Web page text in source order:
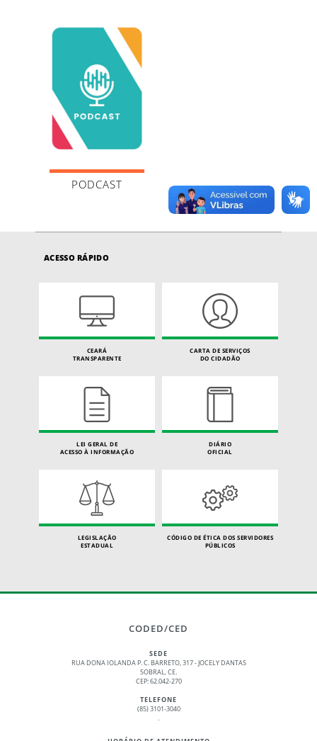
PODCAST
ACESSO RÁPIDO
CEARÁ
TRANSPARENTE
CARTA DE SERVIÇOS
DO CIDADÃO
LEI GERAL DE
ACESSO À INFORMAÇÃO
DIÁRIO
OFICIAL
LEGISLAÇÃO
ESTADUAL
CÓDIGO DE ÉTICA DOS SERVIDORES
PÚBLICOS
CODED/CED
SEDE
RUA DONA IOLANDA P. C. BARRETO, 317 - JOCELY DANTAS
SOBRAL, CE.
CEP: 62.042-270
TELEFONE
(85) 3101-3040
.